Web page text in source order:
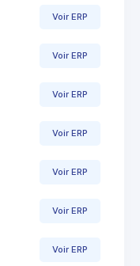
Voir ERP
Voir ERP
Voir ERP
Voir ERP
Voir ERP
Voir ERP
Voir ERP